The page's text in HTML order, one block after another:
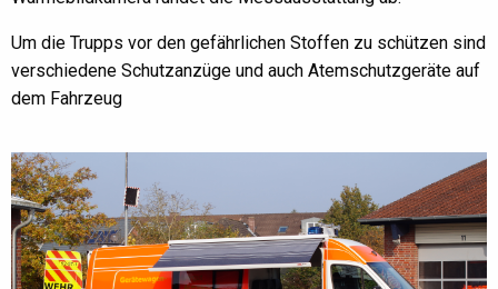
Um die Trupps vor den gefährlichen Stoffen zu schützen sind
verschiedene Schutzanzüge und auch Atemschutzgeräte auf
dem Fahrzeug